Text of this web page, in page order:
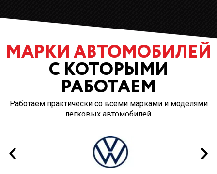
МАРКИ АВТОМОБИЛЕЙ
С КОТОРЫМИ
РАБОТАЕМ
Работаем практически со всеми марками и моделями
легковых автомобилей.